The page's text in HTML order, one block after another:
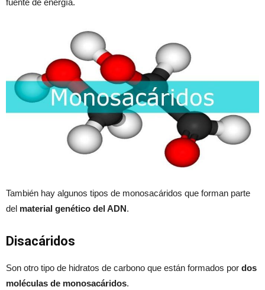
fuente de energía.
También hay algunos tipos de monosacáridos que forman parte
del material genético del ADN .
Disacáridos
Son otro tipo de hidratos de carbono que están formados por dos
moléculas de monosacáridos.